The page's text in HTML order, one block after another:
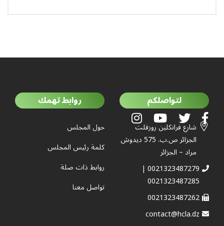
لتواصلكم
شارع فرانكلين روزفلت
الجزائر ص.ب. 575 ديدوش
مراد – الجزائر
0021323487279 |
0021323487285
0021323487262
contact@hcla.dz
روابط تهمك
حول المجلس
كلمة رئيس المجلس
روابط ذات صلة
تواصل معنا